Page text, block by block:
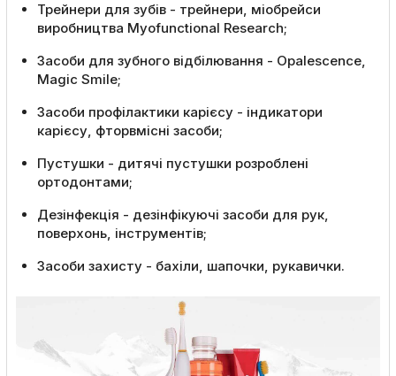
Трейнери для зубів - трейнери, міобрейси
виробництва Myofunctional Research;
Засоби для зубного відбілювання - Opalescence,
Magic Smile;
Засоби профілактики карієсу - індикатори
карієсу, фторвмісні засоби;
Пустушки - дитячі пустушки розроблені
ортодонтами;
Дезінфекція - дезінфікуючі засоби для рук,
поверхонь, інструментів;
Засоби захисту - бахіли, шапочки, рукавички.